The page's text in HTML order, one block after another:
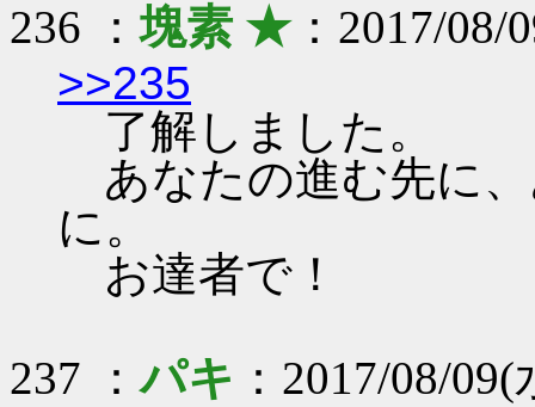
236 ：塊素 ★：2017/08/
>>235
了解しました。
あなたの進む先に
に。
お達者で！
237 ：パキ ：2017/08/